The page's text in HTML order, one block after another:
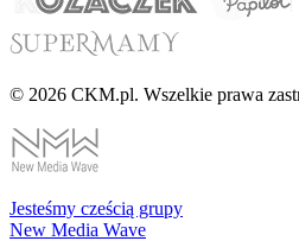
© 2026 CKM.pl. Wszelkie prawa
Jesteśmy cześcią grupy
New Media Wave